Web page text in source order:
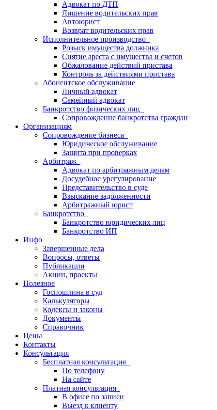
Адвокат по ДТП
Лишение водительских прав
Автоюрист
Возврат водительских прав
Исполнительное производство
Розыск имущества должника
Снятие ареста с имущества и счетов
Обжалование действий пристава
Контроль за действиями пристава
Абонентское обслуживание
Личный адвокат
Семейный адвокат
Банкротство физических лиц
Сопровождение банкротства граждан
Организациям
Сопровождение бизнеса
Юридическое обслуживание
Защита при проверках
Арбитраж
Адвокат по арбитражным делам
Досудебное урегулирование
Представительство в суде
Взыскание задолженности
Арбитражный юрист
Банкротство
Банкротство юридических лиц
Банкротство ИП
Инфо
Завершенные дела
Вопросы, ответы
Публикации
Акции, проекты
Полезное
Госпошлина в суд
Калькуляторы
Кодексы и законы
Документы
Справочник
Цены
Контакты
Консультация
Бесплатная консультация
По телефону
На сайте
Платная консультация
В офисе по записи
Выезд к клиенту